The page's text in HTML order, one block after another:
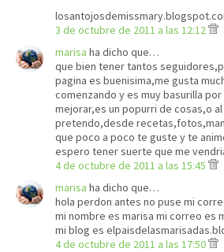
3 de octubre de 2011 a las 12:12
marisa ha dicho que…
que bien tener tantos
pagina es buenisima,me gusta
comenzando y es muy basurilla
mejorar,es un popurri de cosas,o
pretendo,desde
que poco a poco te guste y te
espero tener suerte que me
4 de octubre de 2011 a las 15:45
marisa ha dicho que…
hola perdon antes no puse mi
mi nombre es marisa mi correo es
mi blog es
4 de octubre de 2011 a las 17:50